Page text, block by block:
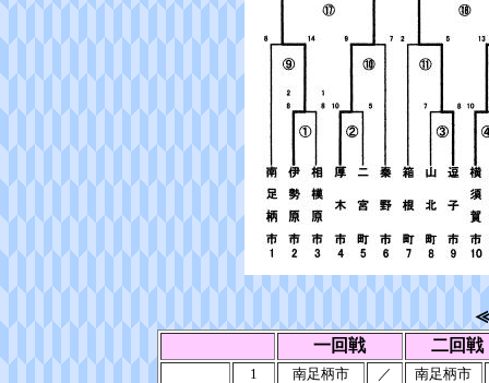
一回戦 二回戦
1 南足柄市 ／ 南足柄市